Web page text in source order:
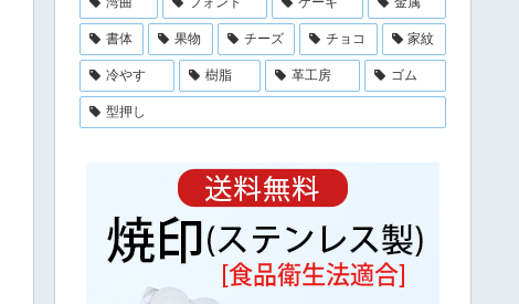
書体 果物 チーズ チョコ 家紋
冷やす 樹脂 革工房 ゴム
型押し